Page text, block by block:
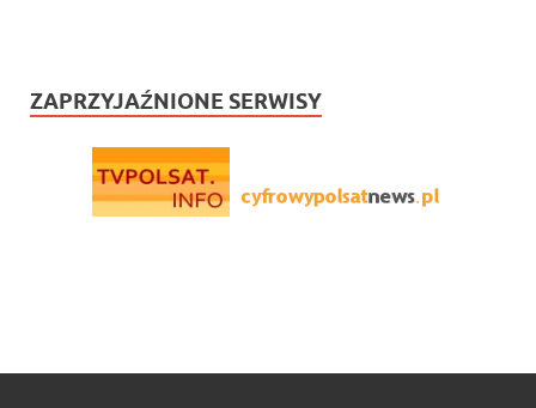
ZAPRZYJAŹNIONE SERWISY